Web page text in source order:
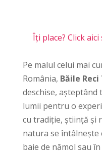
Îți place? Click aici
Pe malul celui mai
România, Băile
deschise,
lumii pentru o
cu tradiție, știință și
natura se întâlnește
baie de nămol sau